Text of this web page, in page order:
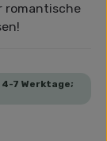
romantische
7 Werktage;